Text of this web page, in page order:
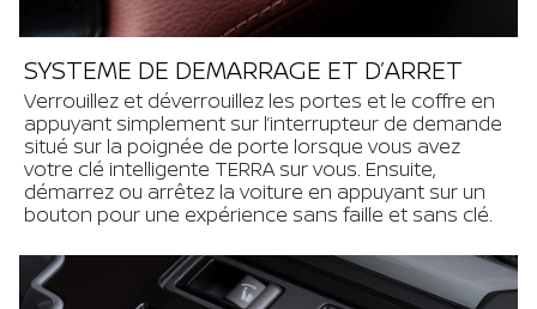
SYSTEME DE DEMARRAGE ET D’ARRET
Verrouillez et déverrouillez les portes et le coffre en
appuyant simplement sur l’interrupteur de demande
situé sur la poignée de porte lorsque vous avez
votre clé intelligente TERRA sur vous. Ensuite,
démarrez ou arrêtez la voiture en appuyant sur un
bouton pour une expérience sans faille et sans clé.